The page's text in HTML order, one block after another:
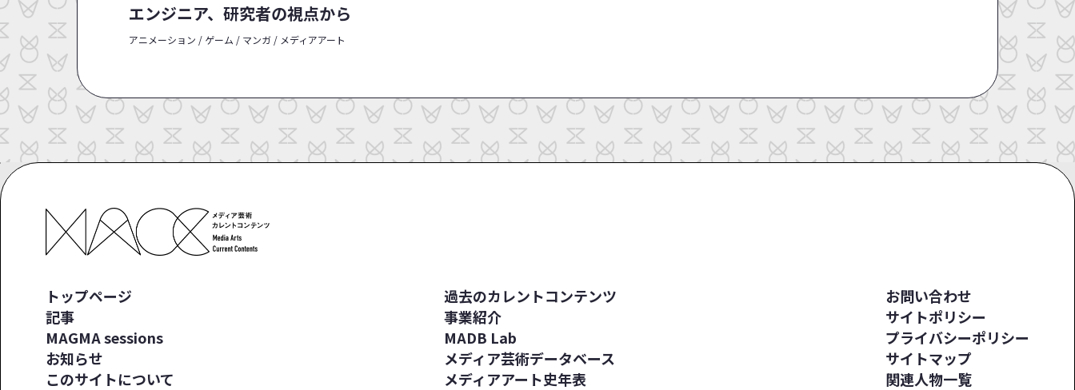
エンジニア、研究者の視点から
アニメーション / ゲーム / マンガ / メディアアート
トップページ
記事
MAGMA sessions
お知らせ
このサイトについて
過去のカレントコンテンツ
事業紹介
MADB Lab
メディア芸術データベース
メディアアート史年表
お問い合わせ
サイトポリシー
プライバシーポリシー
サイトマップ
関連人物一覧